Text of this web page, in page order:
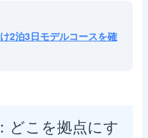
2泊3日モデルコースを確
どこを拠点にす